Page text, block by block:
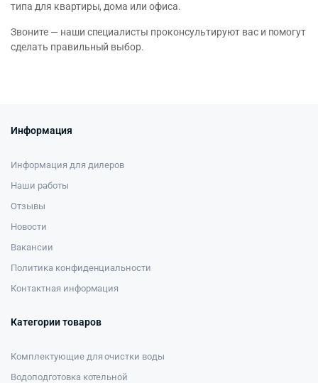
типа для квартиры, дома или офиса.
Звоните — наши специалисты проконсультируют вас и помогут
сделать правильный выбор.
Информация
Информация для дилеров
Наши работы
Отзывы
Новости
Вакансии
Политика конфиденциальности
Контактная информация
Категории товаров
Комплектующие для очистки воды
Водоподготовка котельной